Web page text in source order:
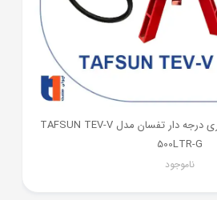
منبع تحت فشار 500 لیتری درجه دار تفسان مدل TAFSUN TEV-V
500LTR-G
ناموجود